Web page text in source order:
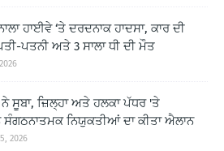
ਹਾਈਵੇ ‘ਤੇ ਦਰਦਨਾਕ ਹਾਦਸਾ, ਕਾਰ ਦੀ
ਪਤਨੀ ਅਤੇ 3 ਸਾਲਾ ਧੀ ਦੀ ਮੌਤ
ਸੂਬਾ, ਜ਼ਿਲ੍ਹਾ ਅਤੇ ਹਲਕਾ ਪੱਧਰ 'ਤੇ
ਨਿਯੁਕਤੀਆਂ ਦਾ ਕੀਤਾ ਐਲਾਨ
2026